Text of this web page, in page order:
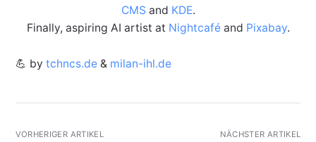
CMS and KDE.
Finally, aspiring AI artist at Nightcaféand Pixabay.
💪 by tchncs.de& milan-ihl.de
VORHERIGER ARTIKEL NÄCHSTER ARTIKEL